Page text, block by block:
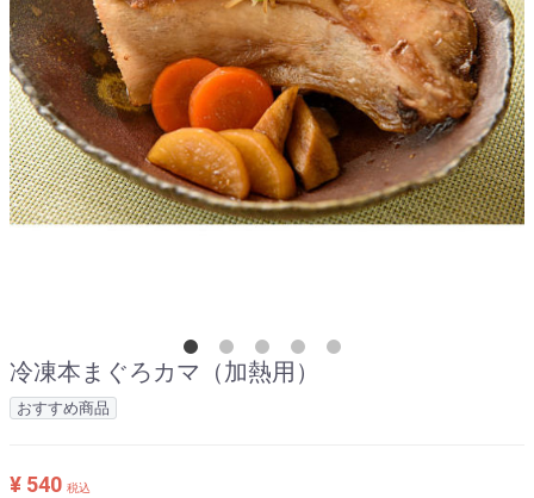
冷凍本まぐろカマ（加熱用）
おすすめ商品
¥ 540 税込